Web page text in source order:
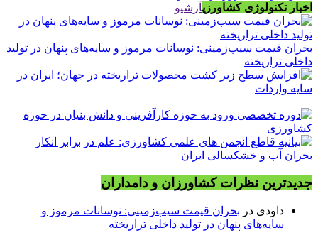
اخبار تکنولوژی کشاورزیآرشیو
بحران قیمت سیب‌زمینی: نوسانات مرموز و سایه‌های پنهان در تولید
داخلی تراریخته
جدیدترین نظرات کشاورزان و دامداران
داودی در بحران قیمت سیب‌زمینی: نوسانات مرموز و
سایه‌های پنهان در تولید داخلی تراریخته